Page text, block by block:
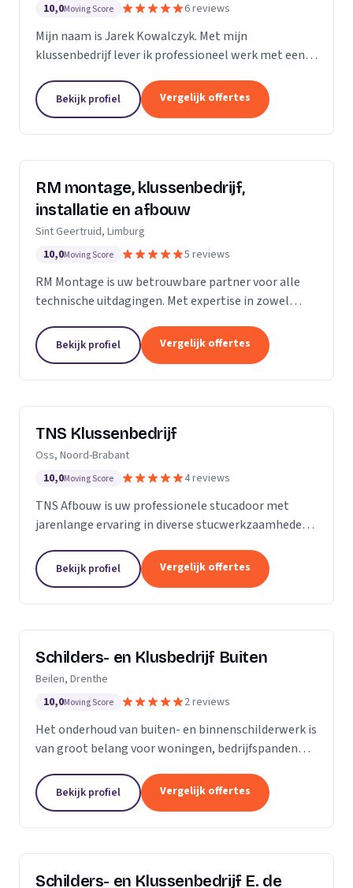
10,0Moving Score 6 reviews
Mijn naam is Jarek Kowalczyk. Met mijn
klussenbedrijf lever ik professioneel werk met een
woning of bedrijfspand binnen enkele dagen
geregeld? Ik...
Bekijk profiel Vergelijk offertes
RM montage, klussenbedrijf,
installatie en afbouw
Sint Geertruid, Limburg
10,0Moving Score 5 reviews
RM Montage is uw betrouwbare partner voor alle
technische uitdagingen. Met expertise in zowel
een breed scala aan diensten aan. Van meterkasten
en...
Bekijk profiel Vergelijk offertes
TNS Klussenbedrijf
Oss, Noord-Brabant
10,0Moving Score 4 reviews
TNS Afbouw is uw professionele stucadoor met
jarenlange ervaring in diverse stucwerkzaamheden.
voorbereidingen, apparatuur, kleurkeuzes en andere
details. Onze...
Bekijk profiel Vergelijk offertes
Schilders- en Klusbedrijf Buiten
Beilen, Drenthe
10,0Moving Score 2 reviews
Het onderhoud van buiten- en binnenschilderwerk is
van groot belang voor woningen, bedrijfspanden
heeft ook een beschermende functie tegen...
Bekijk profiel Vergelijk offertes
Schilders- en Klussenbedrijf E. de